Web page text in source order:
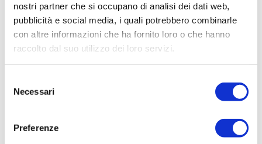
nostri partner che si occupano di analisi dei dati web,
pubblicità e social media, i quali potrebbero combinarle
con altre informazioni che ha fornito loro o che hanno
raccolto dal suo utilizzo dei loro servizi.
delNecessari
Preferenze
29/06/2026